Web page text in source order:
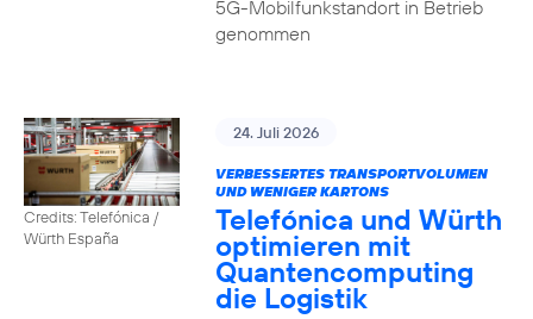
5G-Mobilfunkstandort in Betrieb
genommen
Credits: Telefónica /
Würth España
24. Juli 2026
VERBESSERTES TRANSPORTVOLUMEN
UND WENIGER KARTONS
Telefónica und Würth
optimieren mit
Quantencomputing
die Logistik